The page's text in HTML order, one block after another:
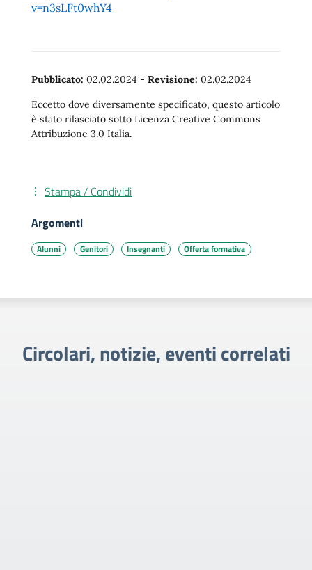
v=n3sLFt0whY4
Pubblicato: 02.02.2024 - Revisione: 02.02.2024
Eccetto dove diversamente specificato, questo articolo
è stato rilasciato sotto Licenza Creative Commons
Attribuzione 3.0 Italia.
Stampa / Condividi
Argomenti
Alunni Genitori Insegnanti Offerta formativa
Circolari, notizie, eventi correlati